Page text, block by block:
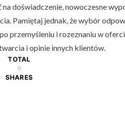
doświadczenie, nowoczesne
Pamiętaj jednak, że wybór
przemyśleniu i rozeznaniu w
i opinie innych klientów.
TOTAL
0
SHARES